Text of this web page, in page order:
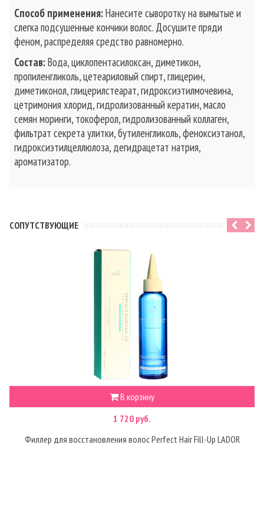
Способ применения:Нанесите сыворотку на вымытые и
слегка подсушенные кончики волос. Досушите пряди
феном, распределяя средство равномерно.
Состав:Вода, циклопентасилоксан, диметикон,
пропиленгликоль, цетеариловый спирт, глицерин,
диметиконол, глицерилстеарат, гидроксиэтилмочевина,
цетримония хлорид, гидролизованный кератин, масло
семян моринги, токоферол, гидролизованный коллаген,
фильтрат секрета улитки, бутиленгликоль, феноксиэтанол,
гидроксиэтилцеллюлоза, дегидрацетат натрия,
ароматизатор.
CОПУТСТВУЮЩИЕ
В корзину
1 720 руб.
Филлер для восстановления волос Perfect Hair Fill-Up LADOR